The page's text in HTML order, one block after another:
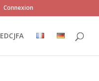
Connexion
EDCJFA